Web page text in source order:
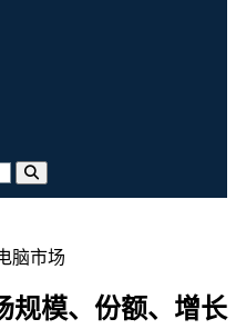
脑市场
规模、份额、增长